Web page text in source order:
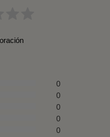
0
0
0
0
0